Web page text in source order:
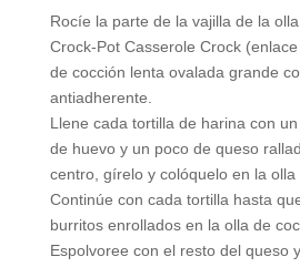
Rocíe la parte de la vajilla de la
Crock-Pot Casserole Crock
de cocción lenta ovalada grande
antiadherente.
Llene cada tortilla de harina con
de huevo y un poco de queso
centro, gírelo y colóquelo en la olla
Continúe con cada tortilla hasta
burritos enrollados en la olla de
Espolvoree con el resto del queso